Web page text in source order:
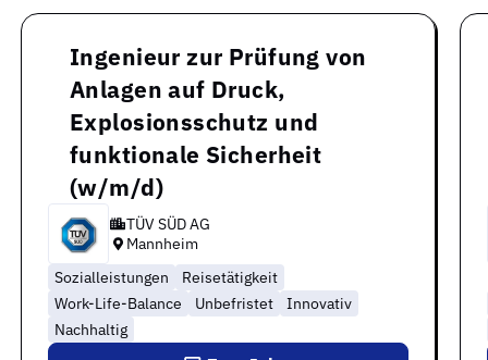
Ingenieur zur Prüfung von
Anlagen auf Druck,
Explosionsschutz und
funktionale Sicherheit
(w/m/d)
TÜV SÜD AG
Mannheim
Sozialleistungen
Reisetätigkeit
Work-Life-Balance
Unbefristet
Innovativ
Nachhaltig